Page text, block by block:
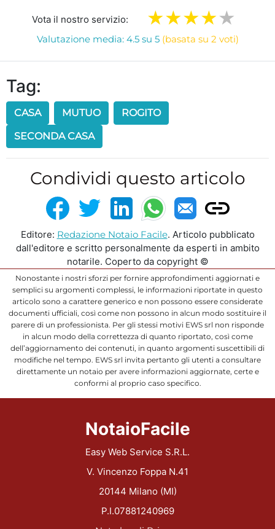
Vota il nostro servizio:
Valutazione media: 4.5 su 5 (basata su 2 voti)
Tag:
CASA MUTUO
ROGITO
SECONDA CASA
Condividi questo articolo
Editore: Redazione Notaio Facile. Articolo pubblicato
dall'editore e scritto personalmente da esperti in ambito
notarile. Coperto da copyright ©
Nonostante i nostri sforzi per fornire approfondimenti aggiornati e
semplici su argomenti complessi, le informazioni riportate in questo
articolo sono a carattere generico e non possono essere considerate
documenti ufficiali, così come non possono in alcun modo sostituire il
parere di un professionista. Per gli stessi motivi EWS srl non risponde
in alcun modo della correttezza di quanto riportato, così come
dell’aggiornamento dei contenuti, in quanto argomenti suscettibili di
modifiche nel tempo. EWS srl invita pertanto gli utenti a consultare
direttamente un notaio per avere informazioni aggiornate, certe e
conformi al proprio caso specifico.
NotaioFacile
Easy Web Service S.R.L.
V. Vincenzo Foppa N.41
20144 Milano (MI)
P.I.07881240969